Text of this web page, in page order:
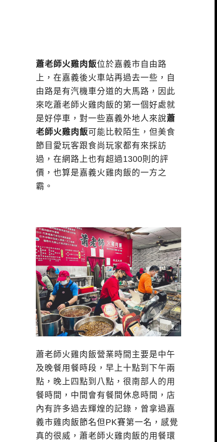
蕭老師火雞肉飯位於嘉義市自由路
上，在嘉義後火車站再過去一些，自
由路是有汽機車分道的大馬路，因此
來吃蕭老師火雞肉飯的第一個好處就
是好停車，對一些嘉義外地人來說蕭
老師火雞肉飯可能比較陌生，但美食
節目愛玩客跟食尚玩家都有來採訪
過，在網路上也有超過1300則的評
價，也算是嘉義火雞肉飯的一方之
霸。
蕭老師火雞肉飯營業時間主要是中午
及晚餐用餐時段，早上十點到下午兩
點，晚上四點到八點，很南部人的用
餐時間，中間會有餐間休息時間，店
內有許多過去輝煌的記錄，曾拿過嘉
義市雞肉飯節名但PK賽第一名，感覺
真的很威，蕭老師火雞肉飯的用餐環